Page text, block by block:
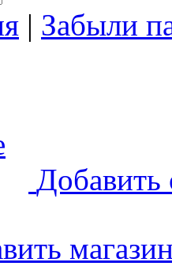
| Забыли
Добавить